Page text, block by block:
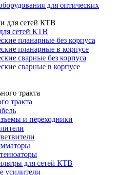
для оптических
сетей КТВ
планарные без корпуса
планарные в корпусе
сварные без корпуса
сварные в корпусе
тракта
и переходники
для сетей КТВ
усилители